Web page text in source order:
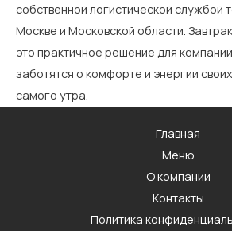
собственной логистической службой
Москве и Московской области.
это практичное решение для
заботятся о комфорте и энергии
самого утра.
Главная
Меню
О компании
Контакты
Политика